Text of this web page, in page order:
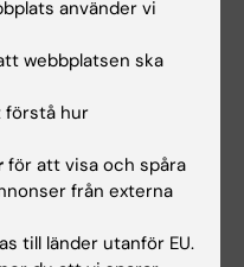
affects platelet
electrode
J; Soderblom L;
använder vi
webbplatsen ska
förstå hur
för att visa och spåra
från externa
till länder utanför EU.